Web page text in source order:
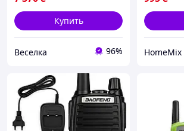
Купить
Веселка 96% HomeMix